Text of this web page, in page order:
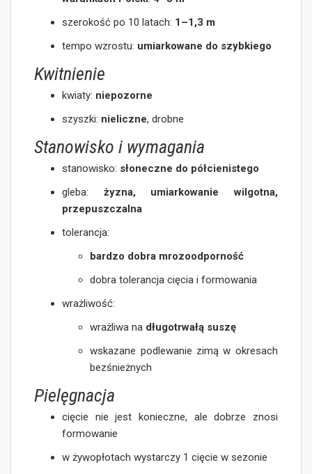
szerokość po 10 latach: 1–1,3 m
tempo wzrostu: umiarkowane do szybkiego
Kwitnienie
kwiaty: niepozorne
szyszki: nieliczne, drobne
Stanowisko i wymagania
stanowisko: słoneczne do półcienistego
gleba: żyzna, umiarkowanie wilgotna,
przepuszczalna
tolerancja:
bardzo dobra mrozoodporność
dobra tolerancja cięcia i formowania
wrażliwość:
wrażliwa na długotrwałą suszę
wskazane podlewanie zimą w okresach
bezśnieżnych
Pielęgnacja
cięcie nie jest konieczne, ale dobrze znosi
formowanie
w żywopłotach wystarczy 1 cięcie w sezonie